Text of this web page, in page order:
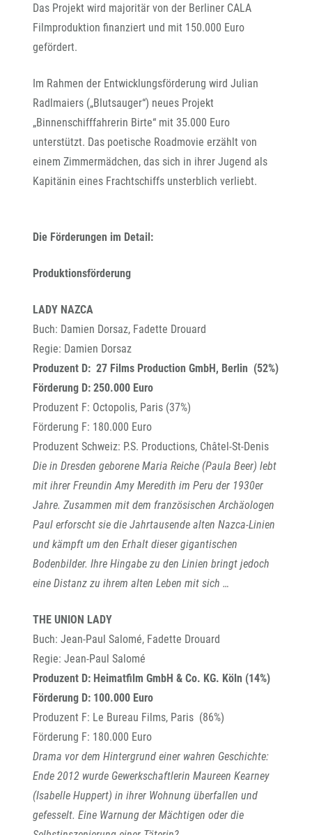
Das Projekt wird majoritär von der Berliner CALA
Filmproduktion finanziert und mit 150.000 Euro
gefördert.
Im Rahmen der Entwicklungsförderung wird Julian
Radlmaiers („Blutsauger“) neues Projekt
„Binnenschifffahrerin Birte“ mit 35.000 Euro
unterstützt. Das poetische Roadmovie erzählt von
einem Zimmermädchen, das sich in ihrer Jugend als
Kapitänin eines Frachtschiffs unsterblich verliebt.
Die Förderungen im Detail:
Produktionsförderung
LADY NAZCA
Buch: Damien Dorsaz, Fadette Drouard
Regie: Damien Dorsaz
Produzent D: 27 Films Production GmbH, Berlin (52%)
Förderung D: 250.000 Euro
Produzent F: Octopolis, Paris (37%)
Förderung F: 180.000 Euro
Produzent Schweiz: P.S. Productions, Châtel-St-Denis
Die in Dresden geborene Maria Reiche (Paula Beer) lebt
mit ihrer Freundin Amy Meredith im Peru der 1930er
Jahre. Zusammen mit dem französischen Archäologen
Paul erforscht sie die Jahrtausende alten Nazca-Linien
und kämpft um den Erhalt dieser gigantischen
Bodenbilder. Ihre Hingabe zu den Linien bringt jedoch
eine Distanz zu ihrem alten Leben mit sich …
THE UNION LADY
Buch: Jean-Paul Salomé, Fadette Drouard
Regie: Jean-Paul Salomé
Produzent D: Heimatfilm GmbH & Co. KG. Köln (14%)
Förderung D: 100.000 Euro
Produzent F: Le Bureau Films, Paris (86%)
Förderung F: 180.000 Euro
Drama vor dem Hintergrund einer wahren Geschichte:
Ende 2012 wurde Gewerkschaftlerin Maureen Kearney
(Isabelle Huppert) in ihrer Wohnung überfallen und
gefesselt. Eine Warnung der Mächtigen oder die